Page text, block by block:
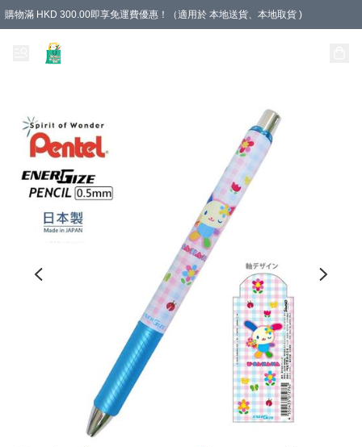
購物滿 HKD 300.00即享免運費優惠！（適用於 本地送貨、本地取貨 )